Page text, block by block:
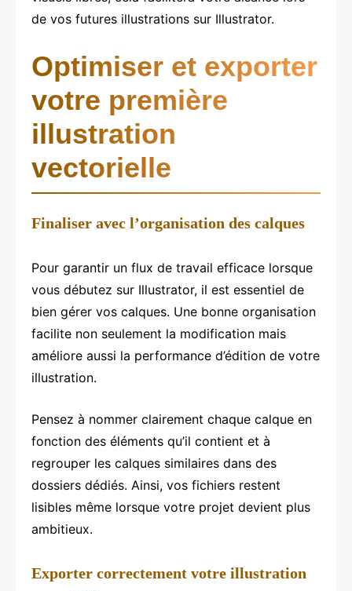
de vos futures illustrations sur Illustrator.
Optimiser et exporter
votre première
illustration
vectorielle
Finaliser avec l’organisation des calques
Pour garantir un flux de travail efficace lorsque
vous débutez sur Illustrator, il est essentiel de
bien gérer vos calques. Une bonne organisation
facilite non seulement la modification mais
améliore aussi la performance d’édition de votre
illustration.
Pensez à nommer clairement chaque calque en
fonction des éléments qu’il contient et à
regrouper les calques similaires dans des
dossiers dédiés. Ainsi, vos fichiers restent
lisibles même lorsque votre projet devient plus
ambitieux.
Exporter correctement votre illustration